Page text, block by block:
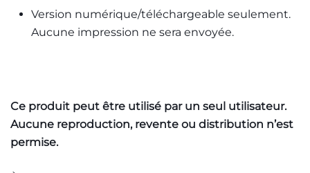
Version numérique/téléchargeable seulement.
Aucune impression ne sera envoyée.
Ce produit peut être utilisé par un seul utilisateur.
Aucune reproduction, revente ou distribution n’est
permise.